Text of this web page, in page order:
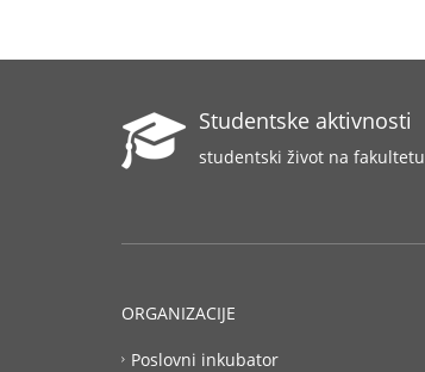
Studentske aktivnosti
studentski život na fakultetu
ORGANIZACIJE
Poslovni inkubator